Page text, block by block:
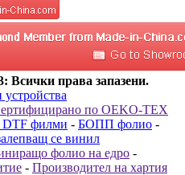
Всички права запазени.
по OEKO-TEX
DTF филми - БОПП фолио -
се винил
фолио на едро -
- Производител на хартия